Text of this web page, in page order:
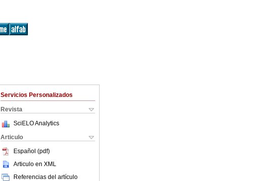
Servicios Personalizados
Revista
SciELO Analytics
Articulo
Español (pdf)
Articulo en XML
Referencias del artículo